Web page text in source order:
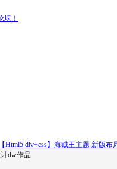
【Html5 div+css】海贼王主题 新版布
dw作品